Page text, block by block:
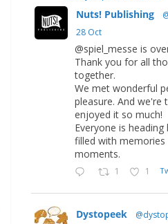
Nuts! Publishing
28 Oct
@spiel_messe is
Thank you for all
together.
We met wonderful
pleasure. And we're
enjoyed it so much!
Everyone is
filled with memories
moments.
1 1
Dystopeek